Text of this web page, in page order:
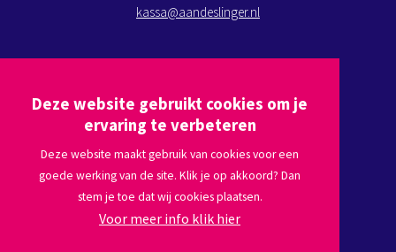
Deze website gebruikt cookies om je
ervaring te verbeteren
Deze website maakt gebruik van cookies voor een
goede werking van de site. Klik je op akkoord? Dan
stem je toe dat wij cookies plaatsen.
Voor meer info klik hier
kassa@aandeslinger.nl
Plan een route via Google maps
Volg ons